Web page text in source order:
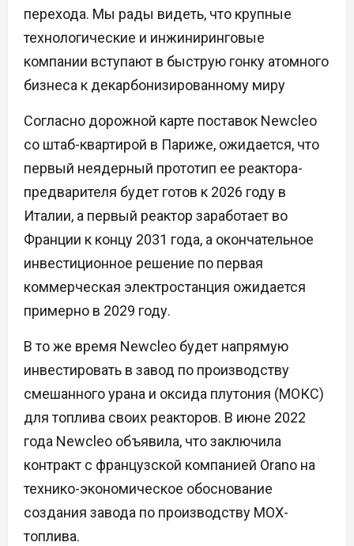
перехода. Мы рады видеть, что крупные
технологические и инжиниринговые
компании вступают в быструю гонку атомного
бизнеса к декарбонизированному миру
Согласно дорожной карте поставок Newcleo
со штаб-квартирой в Париже, ожидается, что
первый неядерный прототип ее реактора-
предварителя будет готов к 2026 году в
Италии, а первый реактор заработает во
Франции к концу 2031 года, а окончательное
инвестиционное решение по первая
коммерческая электростанция ожидается
примерно в 2029 году.
В то же время Newcleo будет напрямую
инвестировать в завод по производству
смешанного урана и оксида плутония (МОКС)
для топлива своих реакторов. В июне 2022
года Newcleo объявила, что заключила
контракт с французской компанией Orano на
технико-экономическое обоснование
создания завода по производству МОХ-
топлива.